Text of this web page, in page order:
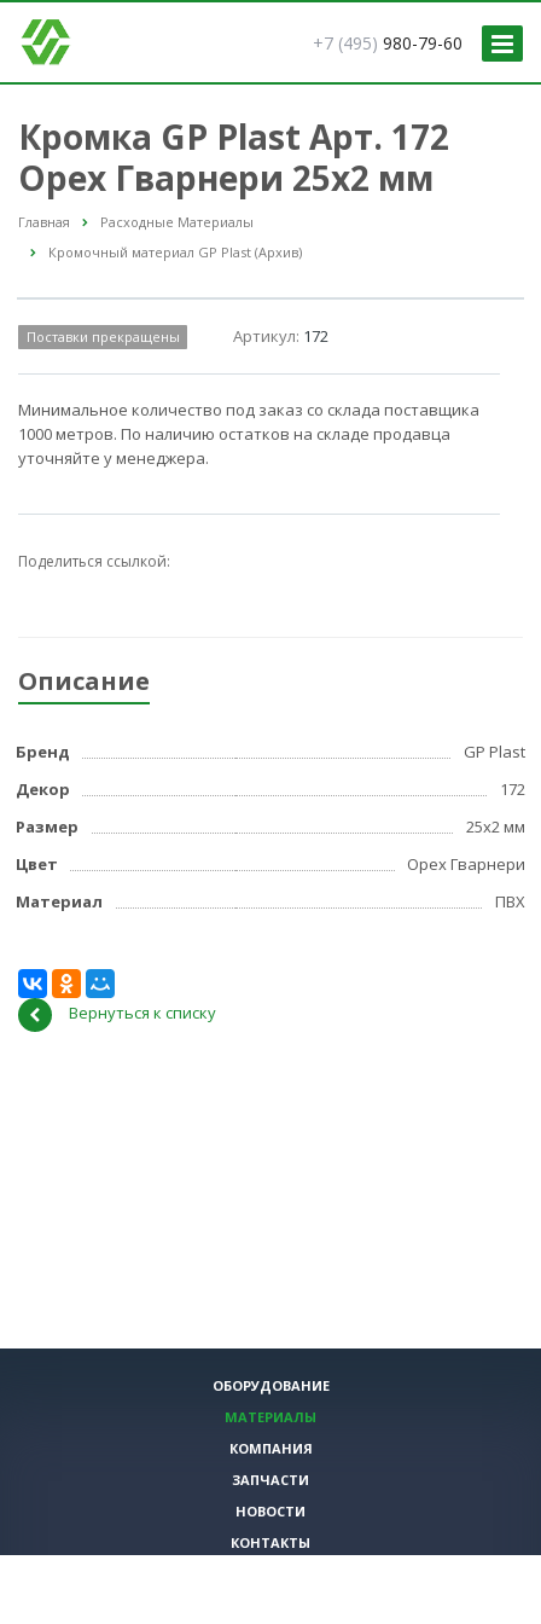
+7 (495) 980-79-60
Кромка GP Plast Арт. 172
Орех Гварнери 25x2 мм
Главная
Расходные Материалы
Кромочный материал GP Plast (Архив)
Поставки прекращены Артикул: 172
Минимальное количество под заказ со склада поставщика
1000 метров. По наличию остатков на складе продавца
уточняйте у менеджера.
Поделиться ссылкой:
Описание
Бренд
GP Plast
Декор
172
Размер
25x2 мм
Цвет
Орех Гварнери
Материал
ПВХ
Вернуться к списку
ОБОРУДОВАНИЕ
МАТЕРИАЛЫ
КОМПАНИЯ
ЗАПЧАСТИ
НОВОСТИ
КОНТАКТЫ